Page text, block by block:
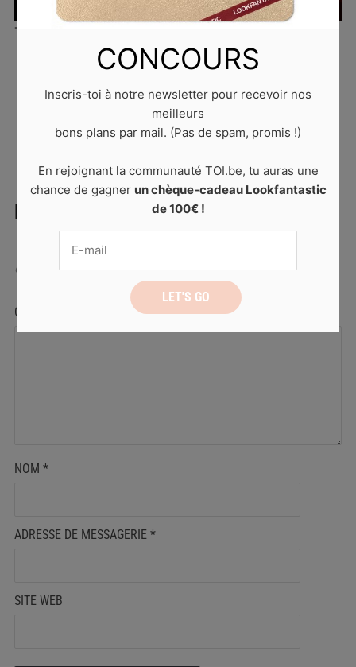
True Crime
Published 24 août 2021 at 728 × 392
True crime :
les meilleures chaînes à suivre
closed, but you can post a comment .
LAISSER UN COMMENTAIRE
Votre adresse de messagerie ne sera pas publiée.
champs obligatoires sont indiqués avec*
COMMENTAIRE
NOM *
ADRESSE DE MESSAGERIE *
SITE WEB
CONCOURS
Inscris-toi à notre newsletter pour recevoir nos
meilleurs
bons plans par mail. (Pas de spam, promis !)
En rejoignant la communauté TOI.be, tu auras une
chance de gagner un chèque-cadeau Lookfantastic
de 100€ !